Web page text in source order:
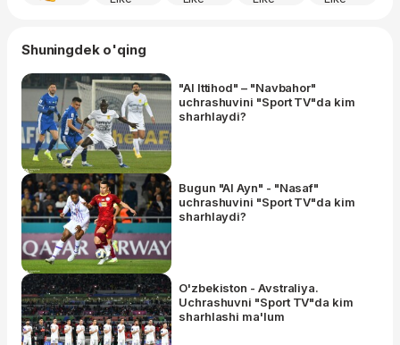
Shuningdek o'qing
"Al Ittihod" – "Navbahor"
uchrashuvini "Sport TV"da kim
sharhlaydi?
Bugun "Al Ayn" - "Nasaf"
uchrashuvini "Sport TV"da kim
sharhlaydi?
O'zbekiston - Avstraliya.
Uchrashuvni "Sport TV"da kim
sharhlashi ma'lum